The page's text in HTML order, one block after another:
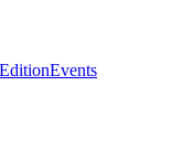
Events